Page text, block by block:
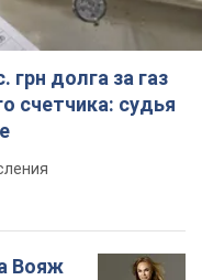
долга за газ
счетчика: судья
Вояж